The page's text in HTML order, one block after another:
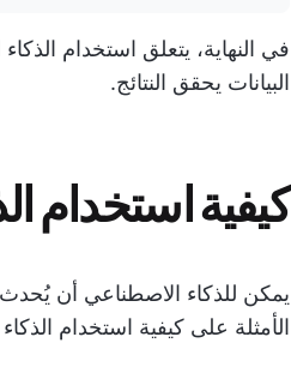
في النهاية، يتعلق استخدام
البيانات يحقق النتائج.
كيفية استخدام
يمكن للذكاء الاصطناعي أن
الأمثلة على كيفية استخدام